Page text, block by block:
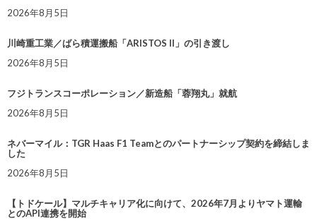
2026年8月5日
川崎重工業／ばら積運搬船「ARISTOS II」の引き渡し
2026年8月5日
フジトランスコーポレーション／新造船「蓉翔丸」就航
2026年8月5日
ネバーマイル：TGR Haas F1 Teamとのパートナーシップ契約を締結しま
した
2026年8月5日
【トドケール】マルチキャリア化に向けて、2026年7月よりヤマト運輸
とのAPI連携を開始